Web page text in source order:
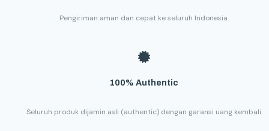
Pengiriman aman dan cepat ke seluruh Indonesia.
100% Authentic
Seluruh produk dijamin asli (authentic) dengan garansi uang kembali.